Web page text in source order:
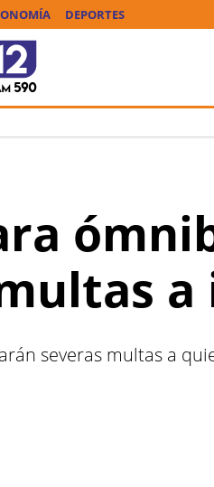
DEPORTES
severas multas a